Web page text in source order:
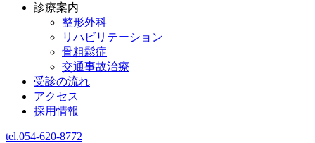
診療案内
整形外科
リハビリテーション
骨粗鬆症
交通事故治療
受診の流れ
アクセス
採用情報
tel.054-620-8772